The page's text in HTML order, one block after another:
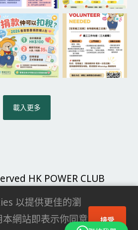
載入更多
HK POWER CLUB
政策
以提供更佳的瀏
網站即表示你同意
接受